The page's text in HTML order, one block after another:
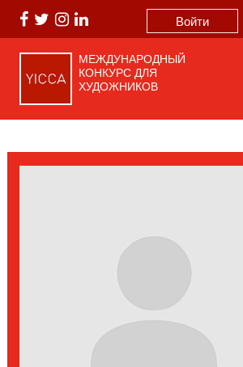
Войти
МЕЖДУНАРОДНЫЙ
КОНКУРС ДЛЯ
ХУДОЖНИКОВ